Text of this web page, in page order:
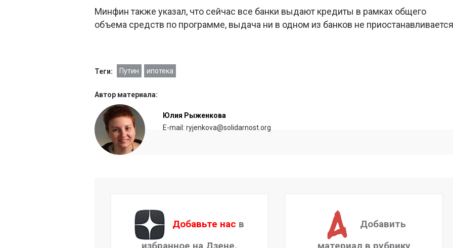
Минфин также указал, что сейчас все банки выдают кредиты в рамках общего
объема средств по программе, выдача ни в одном из банков не
Теги: Путин ипотека
Автор материала:
Юлия Рыженкова
E-mail: ryjenkova@solidarnost.org
Добавьте нас в
Добавить